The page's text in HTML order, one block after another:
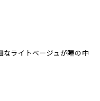
ライトベージュが瞳の中